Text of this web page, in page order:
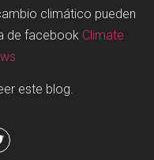
climático pueden
de facebook Climate
este blog.